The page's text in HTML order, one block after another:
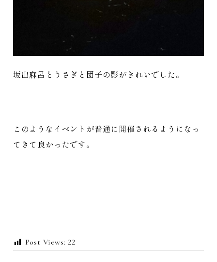
坂出麻呂とうさぎと団子の影がきれいでした。
このようなイベントが普通に開催されるようになっ
てきて良かったです。
Post Views: 22